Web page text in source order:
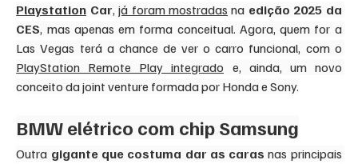
Playstation Car, já foram mostradas na edição 2025 da
CES, mas apenas em forma conceitual. Agora, quem for a
PlayStation Remote Play integrado e, ainda, um novo
conceito da joint venture formada por Honda e Sony.
BMW elétrico com chip Samsung
Outra gigante que costuma dar as caras nas principais